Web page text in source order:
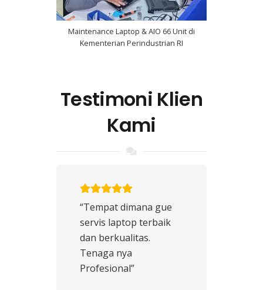
Maintenance Laptop & AIO 66 Unit di
Kementerian Perindustrian RI
Testimoni Klien
Kami
“Tempat dimana gue
servis laptop terbaik
dan berkualitas.
Tenaga nya
Profesional”